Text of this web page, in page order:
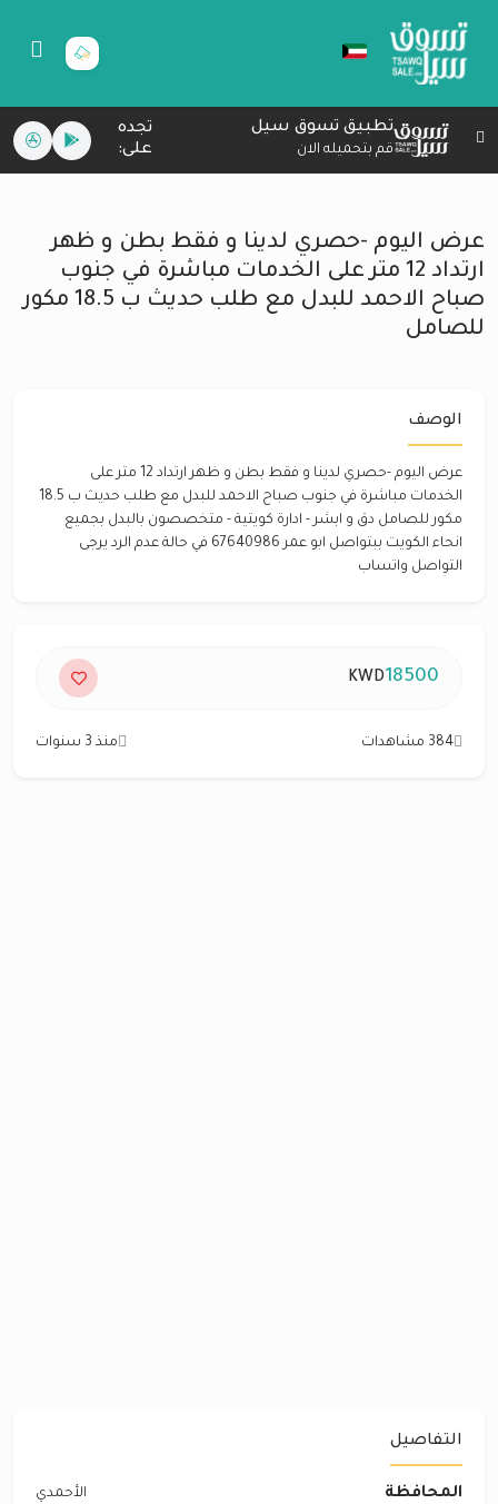
تطبيق تسوق سيل
قم بتحميله الان
تجده
على:
عرض اليوم -حصري لدينا و فقط بطن و ظهر
ارتداد 12 متر على الخدمات مباشرة في جنوب
صباح الاحمد للبدل مع طلب حديث ب 18.5 مكور
للصامل
الوصف
عرض اليوم -حصري لدينا و فقط بطن و ظهر ارتداد 12 متر على
الخدمات مباشرة في جنوب صباح الاحمد للبدل مع طلب حديث ب 18.5
مكور للصامل دق و ابشر - ادارة كويتية - متخصصون بالبدل بجميع
انحاء الكويت ببتواصل ابو عمر 67640986 في حالة عدم الرد يرجى
التواصل واتساب
18500
KWD
384 مشاهدات منذ 3 سنوات
التفاصيل
المحافظة الأحمدي